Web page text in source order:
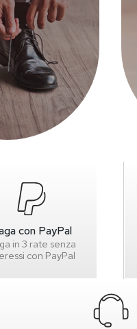
con PayPal
in 3 rate senza
con PayPal